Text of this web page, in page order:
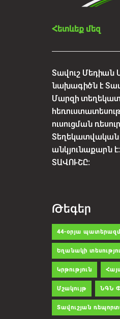
Հետևեք մեզ
Տավուշ Մեդիան
նախագիծն է
Մարզի
ուսուցման
Տեղեկատվական
անկյունաքարն
ՏԱՎՈՒՇԸ:
Թեգեր
44-օրյա
Եղանակի
Կրթություն
Մշակույթ ՆԳՆ
Տավուշյան